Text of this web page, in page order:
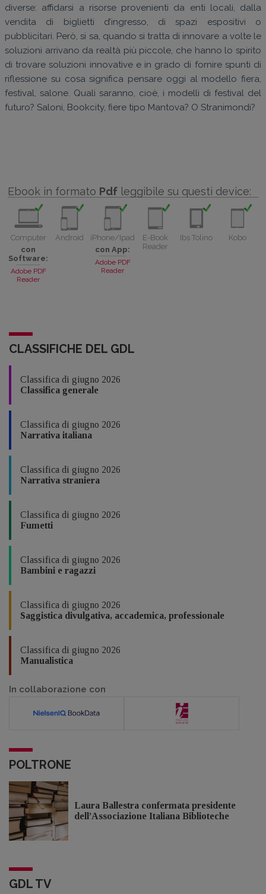
diverse: affidarsi a risorse provenienti da enti locali, dalla
vendita di biglietti d’ingresso, di spazi espositivi o
pubblicitari. Però, si sa, quando si tratta di innovare a volte le
soluzioni arrivano da realtà più piccole, che hanno lo spirito
di trovare soluzioni innovative e in grado di fornire spunti di
riflessione su cosa significa pensare oggi al modello fiera,
festival, salone. Quali saranno, cioè, i modelli di festival del
futuro? Saloni, Bookcity, fiere tipo Mantova? O Stranimondi?
Ebook in formato Pdf leggibile su questi device:
Computer
con
Software:
Adobe PDF
Reader
Android
iPhone/Ipad
con App:
Adobe PDF
Reader
E-Book
Reader
Ibs Tolino Kobo
CLASSIFICHE DEL GDL
Classifica di giugno 2026
Classifica generale
Classifica di giugno 2026
Narrativa italiana
Classifica di giugno 2026
Narrativa straniera
Classifica di giugno 2026
Fumetti
Classifica di giugno 2026
Bambini e ragazzi
Classifica di giugno 2026
Saggistica divulgativa, accademica, professionale
Classifica di giugno 2026
Manualistica
In collaborazione con
POLTRONE
Laura Ballestra confermata presidente
dell’Associazione Italiana Biblioteche
GDL TV